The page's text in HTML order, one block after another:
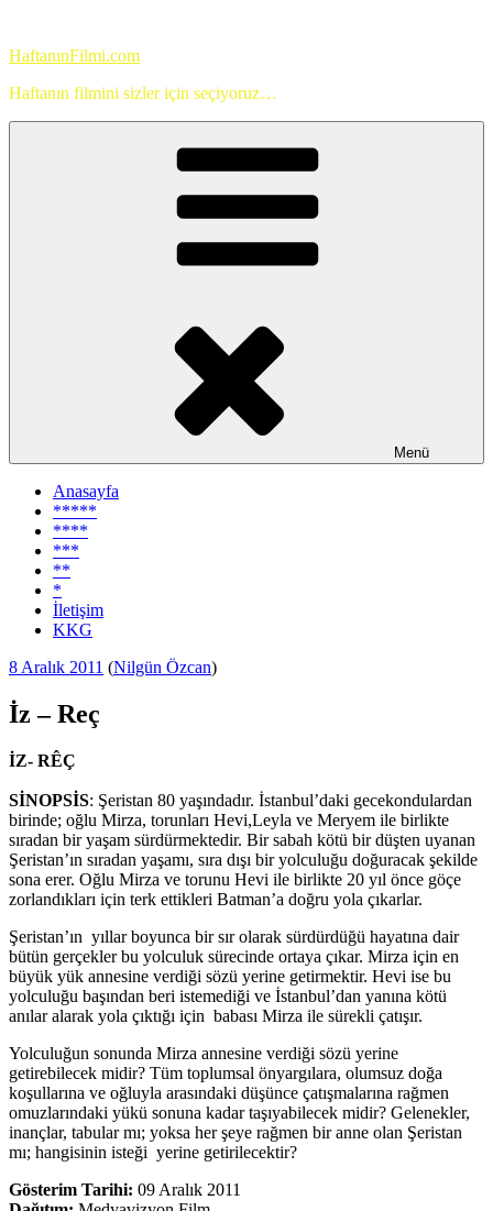
HaftanınFilmi.com
Haftanın filmini sizler için seçiyoruz…
Menü
Anasayfa
*****
****
***
**
*
İletişim
KKG
Yayım
8 Aralık 2011 (Nilgün Özcan)
İz – Reç
İZ- RÊÇ
SİNOPSİS: Şeristan 80 yaşındadır. İstanbul’daki gecekondulardan
birinde; oğlu Mirza, torunları Hevi,Leyla ve Meryem ile birlikte
sıradan bir yaşam sürdürmektedir. Bir sabah kötü bir düşten uyanan
Şeristan’ın sıradan yaşamı, sıra dışı bir yolculuğu doğuracak şekilde
sona erer. Oğlu Mirza ve torunu Hevi ile birlikte 20 yıl önce göçe
zorlandıkları için terk ettikleri Batman’a doğru yola çıkarlar.
Şeristan’ın yıllar boyunca bir sır olarak sürdürdüğü hayatına dair
bütün gerçekler bu yolculuk sürecinde ortaya çıkar. Mirza için en
büyük yük annesine verdiği sözü yerine getirmektir. Hevi ise bu
yolculuğu başından beri istemediği ve İstanbul’dan yanına kötü
anılar alarak yola çıktığı için babası Mirza ile sürekli çatışır.
Yolculuğun sonunda Mirza annesine verdiği sözü yerine
getirebilecek midir? Tüm toplumsal önyargılara, olumsuz doğa
koşullarına ve oğluyla arasındaki düşünce çatışmalarına rağmen
omuzlarındaki yükü sonuna kadar taşıyabilecek midir? Gelenekler,
inançlar, tabular mı; yoksa her şeye rağmen bir anne olan Şeristan
mı; hangisinin isteği yerine getirilecektir?
Gösterim Tarihi: 09 Aralık 2011